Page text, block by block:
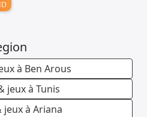
à Ben Arous
jeux à Tunis
jeux à Ariana